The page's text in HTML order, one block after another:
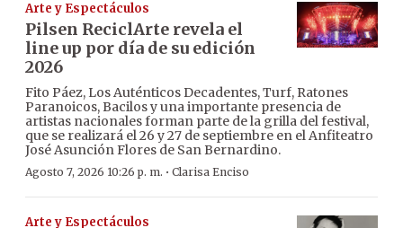
Arte y Espectáculos
Pilsen ReciclArte revela el
line up por día de su edición
2026
Fito Páez, Los Auténticos Decadentes, Turf, Ratones
Paranoicos, Bacilos y una importante presencia de
artistas nacionales forman parte de la grilla del festival,
que se realizará el 26 y 27 de septiembre en el Anfiteatro
José Asunción Flores de San Bernardino.
Agosto 7, 2026 10:26 p. m. · Clarisa Enciso
Arte y Espectáculos